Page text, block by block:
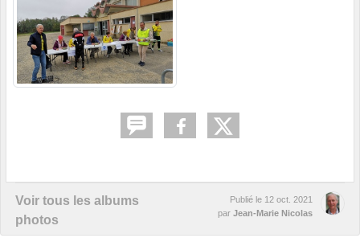
Voir tous les albums
photos
Publié le 12 oct. 2021
par Jean-Marie Nicolas